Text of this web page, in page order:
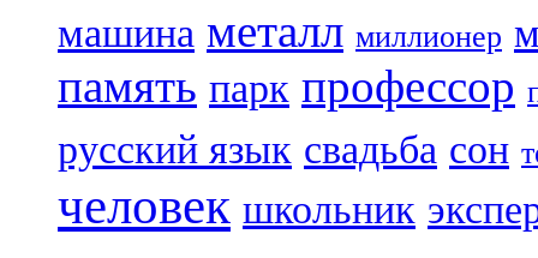
машина металл миллионер
память парк профессор
русский язык свадьба сон
человек школьник